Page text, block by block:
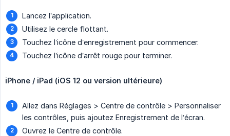
Lancez l’application.
Utilisez le cercle flottant.
Touchez l’icône d’enregistrement pour commencer.
Touchez l’icône d’arrêt rouge pour terminer.
iPhone / iPad (iOS 12 ou version ultérieure)
Allez dans Réglages > Centre de contrôle > Personnaliser
les contrôles, puis ajoutez Enregistrement de l’écran.
Ouvrez le Centre de contrôle.